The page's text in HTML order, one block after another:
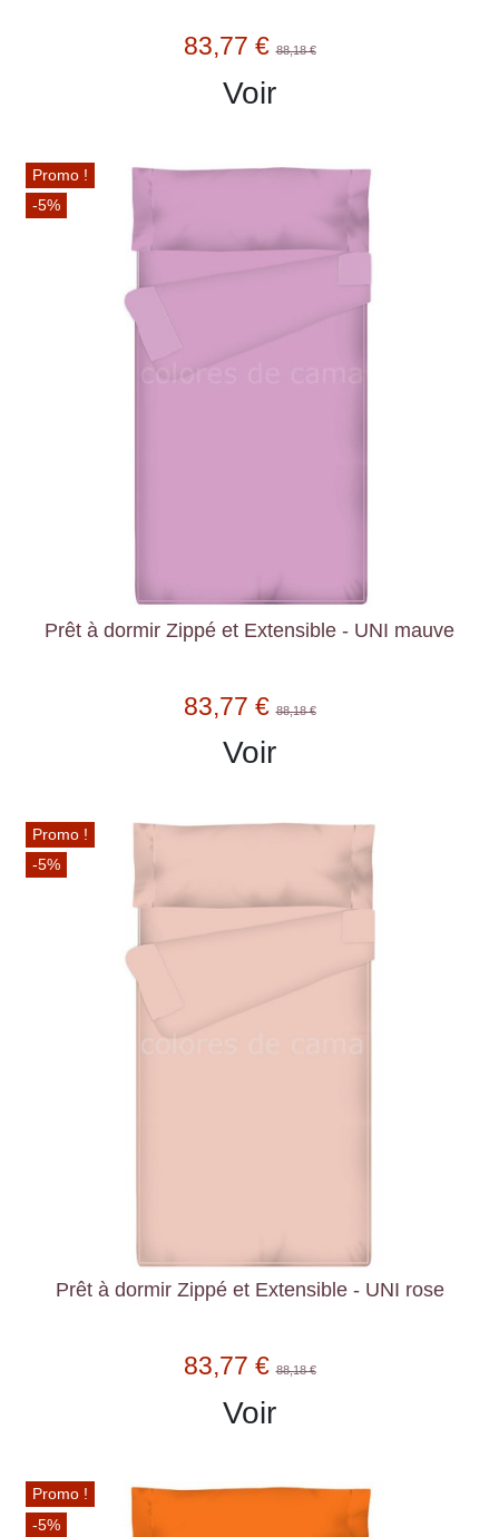
83,77 €88,18 €
Voir
Promo !
-5%
Prêt à dormir Zippé et Extensible - UNI mauve
83,77 €88,18 €
Voir
Promo !
-5%
Prêt à dormir Zippé et Extensible - UNI rose
83,77 €88,18 €
Voir
Promo !
-5%